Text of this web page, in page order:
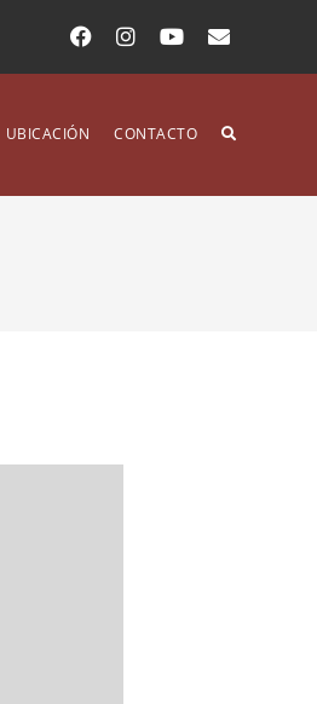
UBICACIÓN CONTACTO